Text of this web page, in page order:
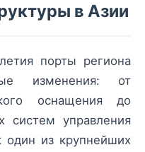
в Азии
порты региона
изменения: от
оснащения до
систем управления
один из крупнейших